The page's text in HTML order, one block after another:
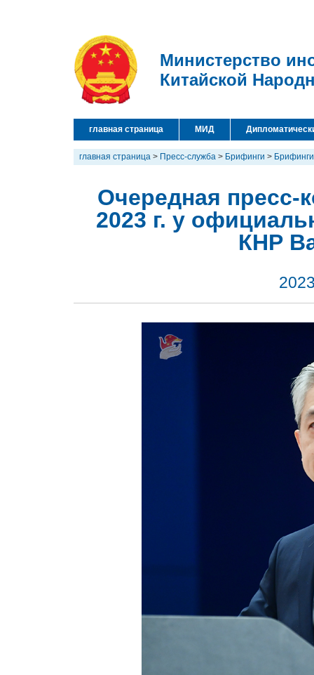
Министерство
Китайской
главная страница МИД
главная страница > Пресс-служба > Брифинги > Брифинги
Очередная пресс-
2023 г. у
КНР